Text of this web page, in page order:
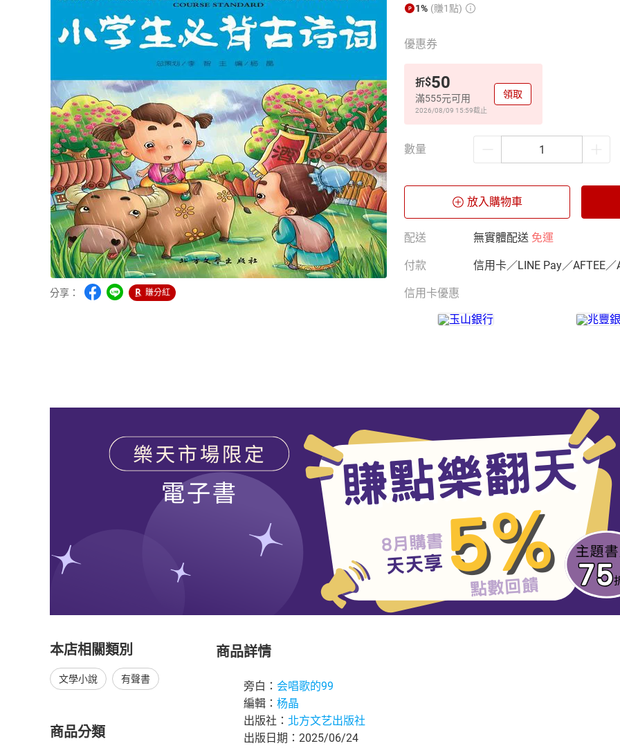
分享： 賺分紅
1% (賺1點)
優惠券
折$50
滿555元可用
2026/08/09 15:59截止
領取
數量
放入購物車
配送 無實體配送 免運
付款 信用卡／LINE Pay／AFTEE／
信用卡優惠
本店相關類別
文學小說 有聲書
商品分類
商品詳情
旁白： 会唱歌的99
編輯： 杨晶
出版社： 北方文艺出版社
出版日期：2025/06/24